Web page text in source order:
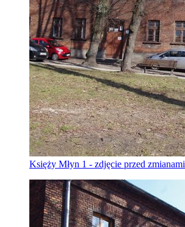
Księży Młyn 1 - zdjęcie przed zmianami